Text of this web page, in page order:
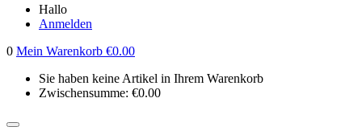
Hallo
Anmelden
0 Mein Warenkorb €0.00
Sie haben keine Artikel in Ihrem Warenkorb
Zwischensumme: €0.00